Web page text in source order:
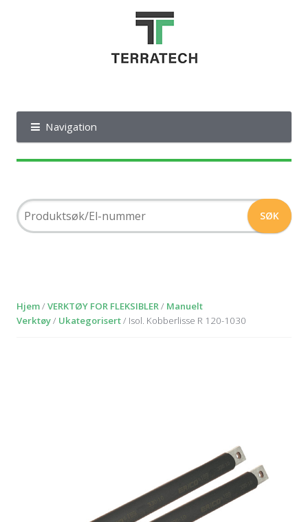
Navigation
Hjem/VERKTØY FOR FLEKSIBLER/ Manuelt
Verktøy/ Ukategorisert/ Isol. Kobberlisse R 120-1030